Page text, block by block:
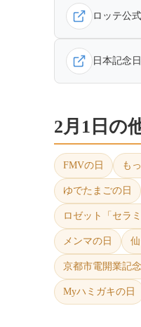
ロッテ公
日本記念
2月1日の
FMVの日 も
ゆでたまごの日
ロゼット「セラ
メンマの日
京都市電開業記
Myハミガキの日